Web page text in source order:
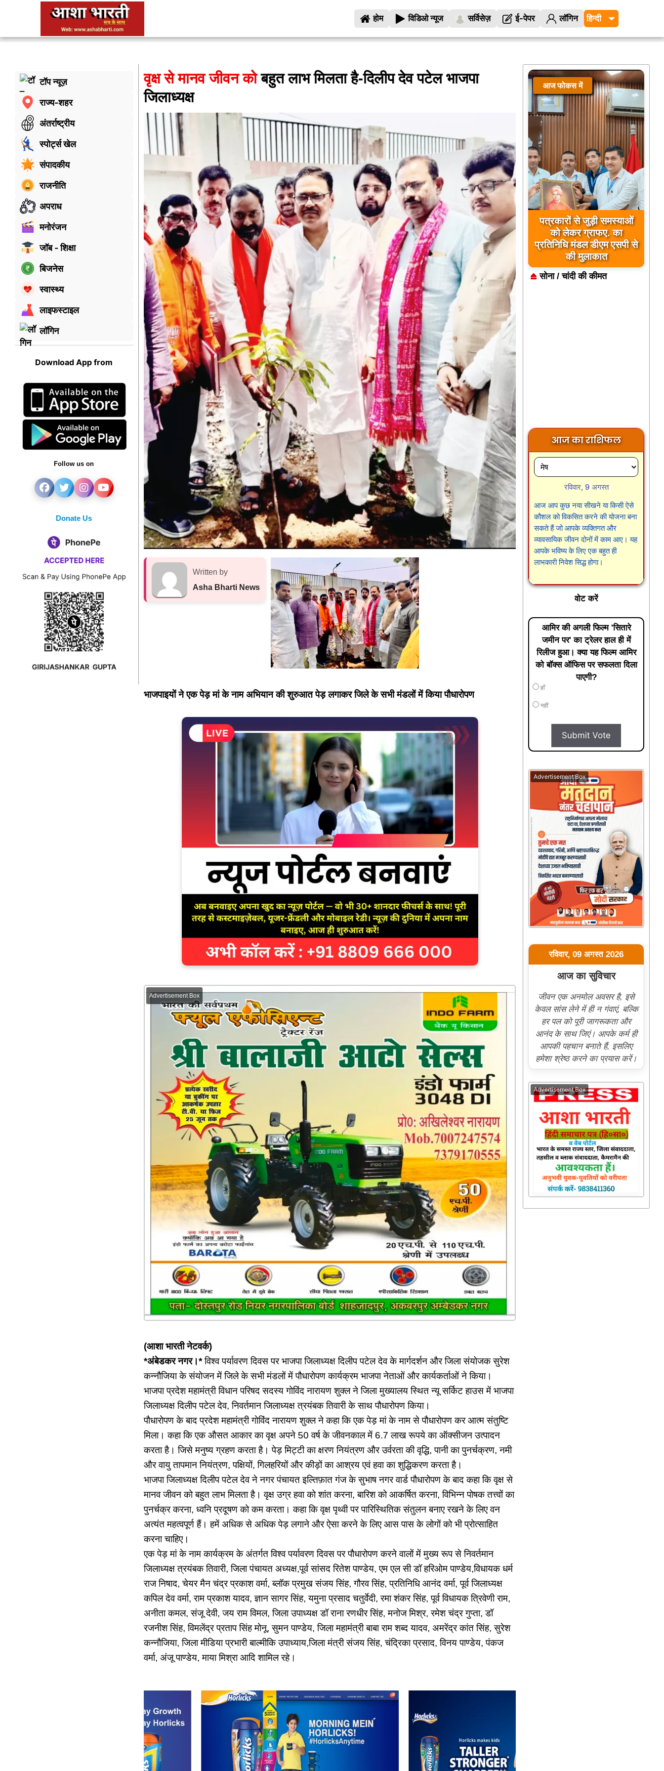
होम विडिओ न्यूज सर्विसेज़ ई-पेपर लॉगिन
टॉप न्यूज़
राज्य-शहर
अंतर्राष्ट्रीय
स्पोर्ट्स खेल
संपादकीय
राजनीति
अपराध
मनोरंजन
जॉब - शिक्षा
बिजनेस
स्वास्थ्य
लाइफस्टाइल
लॉगिन
Download App from
Follow us on
Donate Us
वृक्ष से मानव जीवन कोबहुत लाभ मिलता है-दिलीप देव पटेल भाजपा
जिलाध्यक्ष
Written by
Asha Bharti News
भाजपाइयों ने एक पेड़ मां के नाम अभियान की शुरुआत पेड़ लगाकर जिले के सभी मंडलों में किया पौधारोपण
Advertisement Box
(आशा भारती नेटवर्क)
*अंबेडकर नगर।*विश्व पर्यावरण दिवस पर भाजपा जिलाध्यक्ष दिलीप पटेल देव के मार्गदर्शन और जिला संयोजक सुरेश
कन्नौजिया के संयोजन में जिले के सभी मंडलों में पौधारोपण कार्यक्रम भाजपा नेताओं और कार्यकर्ताओं ने किया।
भाजपा प्रदेश महामंत्री विधान परिषद सदस्य गोविंद नारायण शुक्ल ने जिला मुख्यालय स्थित न्यू सर्किट हाउस में भाजपा
जिलाध्यक्ष दिलीप पटेल देव, निवर्तमान जिलाध्यक्ष त्रयंबक तिवारी के साथ पौधारोपण किया।
पौधारोपण के बाद प्रदेश महामंत्री गोविंद नारायण शुक्ल ने कहा कि एक पेड़ मां के नाम से पौधारोपण कर आत्म संतुष्टि
मिला। कहा कि एक औसत आकार का वृक्ष अपने 50 वर्ष के जीवनकाल में 6.7 लाख रूपये का ऑक्सीजन उत्पादन
करता है। जिसे मनुष्य ग्रहण करता है। पेड़ मिट्टी का क्षरण नियंत्रण और उर्वरता की वृद्धि, पानी का पुनर्चक्रण, नमी
और वायु तापमान नियंत्रण, पक्षियों, गिलहरियों और कीड़ों का आश्रय एवं हवा का शुद्धिकरण करता है।
भाजपा जिलाध्यक्ष दिलीप पटेल देव ने नगर पंचायत इल्तिफ़ात गंज के सुभाष नगर वार्ड पौधारोपण के बाद कहा कि वृक्ष से
मानव जीवन को बहुत लाभ मिलता है। वृक्ष उग्र हवा को शांत करना, बारिश को आकर्षित करना, विभिन्न पोषक तत्त्वों का
पुनर्चक्र करना, ध्वनि प्रदूषण को कम करता। कहा कि वृक्ष पृथ्वी पर पारिस्थितिक संतुलन बनाए रखने के लिए वन
अत्यंत महत्वपूर्ण हैं। हमें अधिक से अधिक पेड़ लगाने और ऐसा करने के लिए आस पास के लोगों को भी प्रोत्साहित
करना चाहिए।
एक पेड़ मां के नाम कार्यक्रम के अंतर्गत विश्व पर्यावरण दिवस पर पौधारोपण करने वालों में मुख्य रूप से निवर्तमान
जिलाध्यक्ष त्रयंबक तिवारी, जिला पंचायत अध्यक्ष,पूर्व सांसद रितेश पाण्डेय, एम एल सी डॉ हरिओम पाण्डेय,विधायक धर्म
राज निषाद, चेयर मैन चंद्र प्रकाश वर्मा, ब्लॉक प्रमुख संजय सिंह, गौरव सिंह, प्रतिनिधि आनंद वर्मा, पूर्व जिलाध्यक्ष
कपिल देव वर्मा, राम प्रकाश यादव, ज्ञान सागर सिंह, यमुना प्रसाद चतुर्वेदी, रमा शंकर सिंह, पूर्व विधायक त्रिवेणी राम,
अनीता कमल, संजू देवी, जय राम विमल, जिला उपाध्यक्ष डॉ राना रणधीर सिंह, मनोज मिश्र, रमेश चंद्र गुप्ता, डॉ
रजनीश सिंह, विमलेंद्र प्रताप सिंह मोनू, सुमन पाण्डेय, जिला महामंत्री बाबा राम शब्द यादव, अमरेंद्र कांत सिंह, सुरेश
कन्नौजिया, जिला मीडिया प्रभारी बाल्मीकि उपाध्याय,जिला मंत्री संजय सिंह, चंद्रिका प्रसाद, विनय पाण्डेय, पंकज
वर्मा, अंजू पाण्डेय, माया मिश्रा आदि शामिल रहे।
आज फोकस में
जिला कारागार में दो पावरलूम
सेट का उद्घाटन, बंदियों को
मिलेगा रोजगार का अवसर
सोना / चांदी की कीमत
आज का राशिफल
रविवार, 9 अगस्त
आज आप कुछ नया सीखने या किसी ऐसे
कौशल को विकसित करने की योजना बना
सकते हैं जो आपके व्यक्तिगत और
व्यावसायिक जीवन दोनों में काम आए। यह
आपके भविष्य के लिए एक बहुत ही
लाभकारी निवेश सिद्ध होगा।
वोट करें
आमिर की अगली फिल्म 'सितारे
जमीन पर' का ट्रेलर हाल ही में
रिलीज हुआ। क्या यह फिल्म आमिर
को बॉक्स ऑफिस पर सफलता दिला
पाएगी?
हाँ
नहीं
Submit Vote
Advertisement Box
रविवार, 09 अगस्त 2026
आज का सुविचार
जीवन एक अनमोल अवसर है, इसे
केवल सांस लेने में ही न गंवाएं, बल्कि
हर पल को पूरी जागरूकता और
आनंद के साथ जिएं। आपके कर्म ही
आपकी पहचान बनाते हैं, इसलिए
हमेशा श्रेष्ठ करने का प्रयास करें।
Advertisement Box